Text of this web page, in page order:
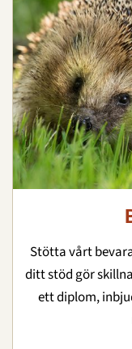
Stötta vårt
ditt stöd gör
ett diplom,